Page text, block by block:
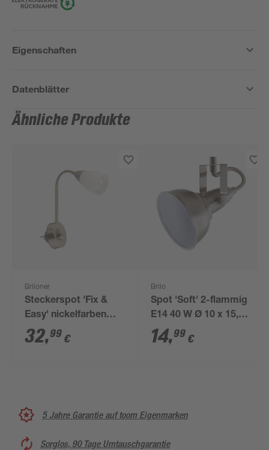
Eigenschaften
Datenblätter
Ähnliche Produkte
Briloner
Steckerspot 'Fix &
Easy' nickelfarben
mattgebürstet
dimmbar
32,99 €
Brilo
Spot 'Soft' 2-flammig
E14 40 W Ø 10 x 15,6
cm
14,99 €
5 Jahre Garantie auf toom Eigenmarken
Sorglos, 90 Tage Umtauschgarantie